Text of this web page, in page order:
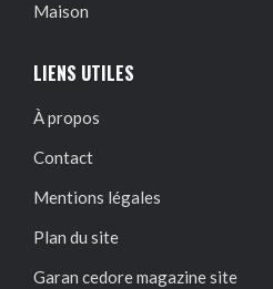
Maison
LIENS UTILES
À propos
Contact
Mentions légales
Plan du site
Garan cedore magazine site